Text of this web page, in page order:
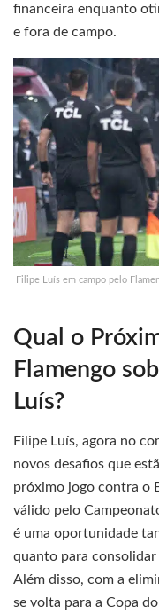
financeira enquanto
e fora de campo.
Filipe Luís em campo pelo
Qual o
Flamengo
Luís?
Filipe Luís, agora no
novos desafios que
próximo jogo contra o
válido pelo
é uma oportunidade
quanto para consolidar
Além disso, com a
se volta para a Copa